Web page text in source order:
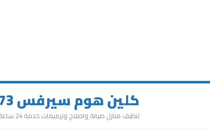
كلين هوم سيرفس 0543626173
تنظيف منازل صيانة واصلاح وترميمات خدمة 24 ساعة عمالة مميزة